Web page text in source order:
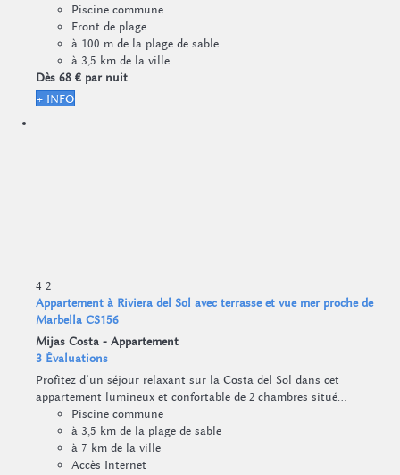
Piscine commune
Front de plage
à 100 m de la plage de sable
à 3,5 km de la ville
Dès 68 € par nuit
+ INFO
4 2
Appartement à Riviera del Sol avec terrasse et vue mer proche de
Marbella CS156
Mijas Costa - Appartement
3 Évaluations
Profitez d’un séjour relaxant sur la Costa del Sol dans cet
appartement lumineux et confortable de 2 chambres situé...
Piscine commune
à 3,5 km de la plage de sable
à 7 km de la ville
Accès Internet